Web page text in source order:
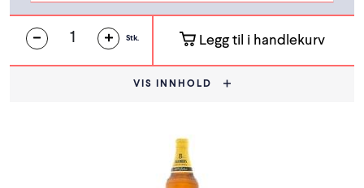
Stk. Legg til i handlekurv
VIS INNHOLD